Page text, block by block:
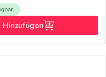
Hinzufügen